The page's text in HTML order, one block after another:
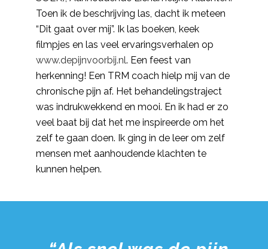
Toen ik de beschrijving las, dacht ik meteen
“Dit gaat over mij”. Ik las boeken, keek
filmpjes en las veel ervaringsverhalen op
www.depijnvoorbij.nl. Een feest van
herkenning! Een TRM coach hielp mij van de
chronische pijn af. Het behandelingstraject
was indrukwekkend en mooi. En ik had er zo
veel baat bij dat het me inspireerde om het
zelf te gaan doen. Ik ging in de leer om zelf
mensen met aanhoudende klachten te
kunnen helpen.